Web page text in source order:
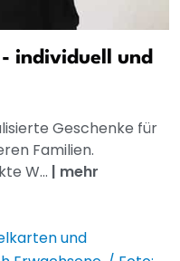
individuell und
Geschenke für
Familien.
W... | mehr